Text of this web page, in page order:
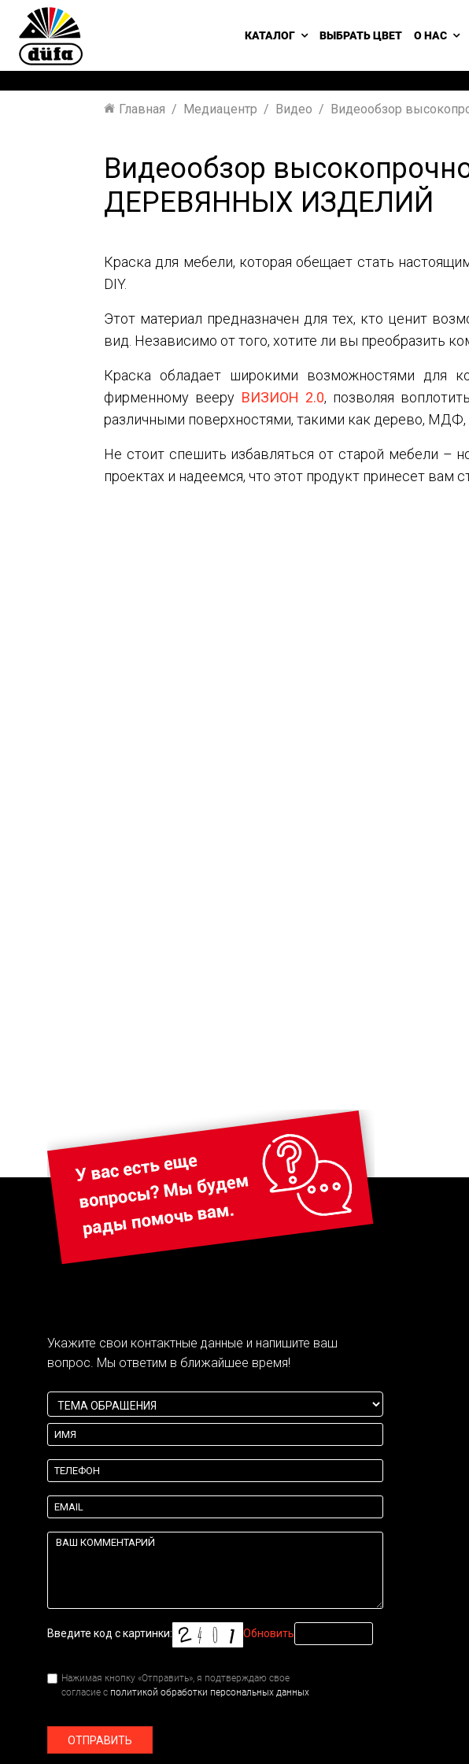
КАТАЛОГ ВЫБРАТЬ ЦВЕТ О НАС
Главная Медиацентр Видео Видеообзор
Видеообзор
ДЕРЕВЯННЫХ ИЗДЕЛИЙ
Краска для мебели, которая обещает стать
DIY.
Этот материал предназначен для тех, кто ценит
вид. Независимо от того, хотите ли вы преобразить
Краска обладает широкими возможностями для
фирменному вееру ВИЗИОН 2.0, позволяя
различными поверхностями, такими как дерево,
Не стоит спешить избавляться от старой мебели –
проектах и надеемся, что этот продукт принесет вам
Укажите свои контактные данные и напишите ваш
вопрос. Мы ответим в ближайшее время!
Введите код с картинки: Обновить
Нажимая кнопку «Отправить», я подтверждаю свое
согласие с политикой обработки персональных данных
ОТПРАВИТЬ